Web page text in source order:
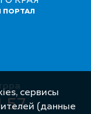
57
сервисы
(данные